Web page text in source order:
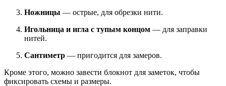
Ножницы — острые, для обрезки нити.
Игольница и игла с тупым концом — для заправки
нитей.
Сантиметр — пригодится для замеров.
Кроме этого, можно завести блокнот для заметок, чтобы
фиксировать схемы и размеры.